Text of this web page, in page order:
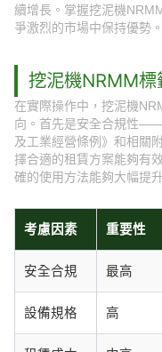
續增長。掌握挖泥機
爭激烈的市場中保持優勢。
挖泥機NRMM
在實際操作中，挖泥機
向。首先是安全合規性
及工業經營條例》和相關
擇合適的租賃方案能夠有
確的使用方法能夠大幅提
考慮因素 重要性
安全合規 最高
設備規格 高